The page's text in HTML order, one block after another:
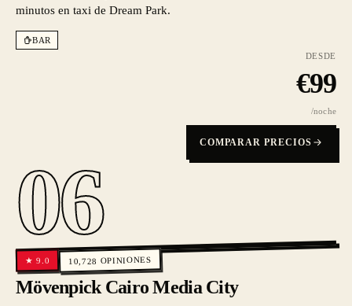
minutos en taxi de Dream Park.
BAR
DESDE
€99
/noche
COMPARAR PRECIOS
06
★9.0 10,728 OPINIONES
Mövenpick Cairo Media City